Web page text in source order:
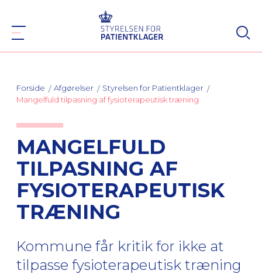
Forside Afgørelser
Styrelsen for Patientklager
Mangelfuld tilpasning af fysioterapeutisk træning
MANGELFULD
TILPASNING AF
FYSIOTERAPEUTISK
TRÆNING
Kommune får kritik for ikke at
tilpasse fysioterapeutisk træning